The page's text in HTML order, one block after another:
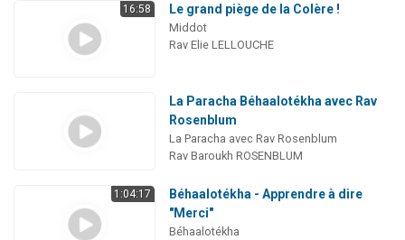
16:58 Le grand piège de la Colère !
Middot
Rav Elie LELLOUCHE
La Paracha Béhaalotékha avec Rav
Rosenblum
La Paracha avec Rav Rosenblum
Rav Baroukh ROSENBLUM
1:04:17
Béhaalotékha - Apprendre à dire
"Merci"
Béhaalotékha